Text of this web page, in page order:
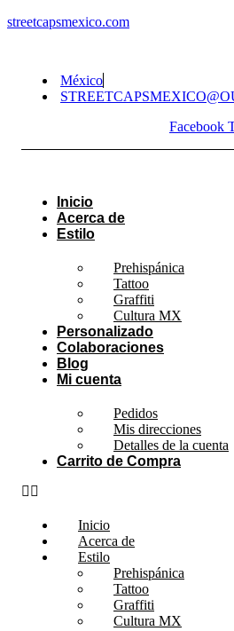
streetcapsmexico.com
México
Facebook
Inicio
Acerca de
Estilo
Prehispánica
Tattoo
Graffiti
Cultura MX
Personalizado
Colaboraciones
Blog
Mi cuenta
Pedidos
Mis direcciones
Detalles de la cuenta
Carrito de Compra
Inicio
Acerca de
Estilo
Prehispánica
Tattoo
Graffiti
Cultura MX